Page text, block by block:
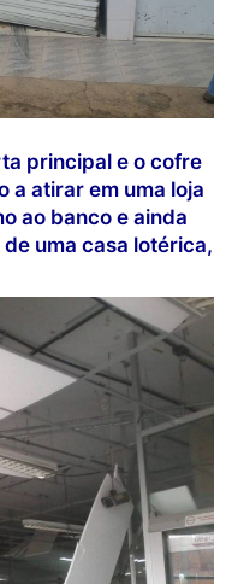
principal e o cofre
a atirar em uma loja
ao banco e ainda
uma casa lotérica,